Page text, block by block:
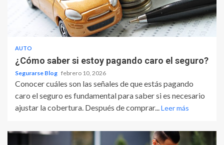
AUTO
¿Cómo saber si estoy pagando caro el seguro?
Segurarse Blog febrero 10, 2026
Conocer cuáles son las señales de que estás pagando
caro el seguro es fundamental para saber si es necesario
ajustar la cobertura. Después de comprar...Leer más